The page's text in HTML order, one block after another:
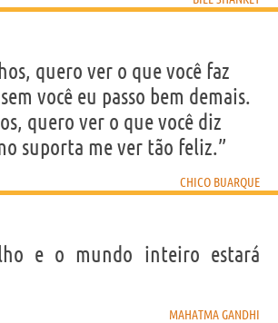
quero ver o que você faz
você eu passo bem demais.
quero ver o que você diz
suporta me ver tão feliz.”
CHICO BUARQUE
e o mundo inteiro estará
MAHATMA GANDHI